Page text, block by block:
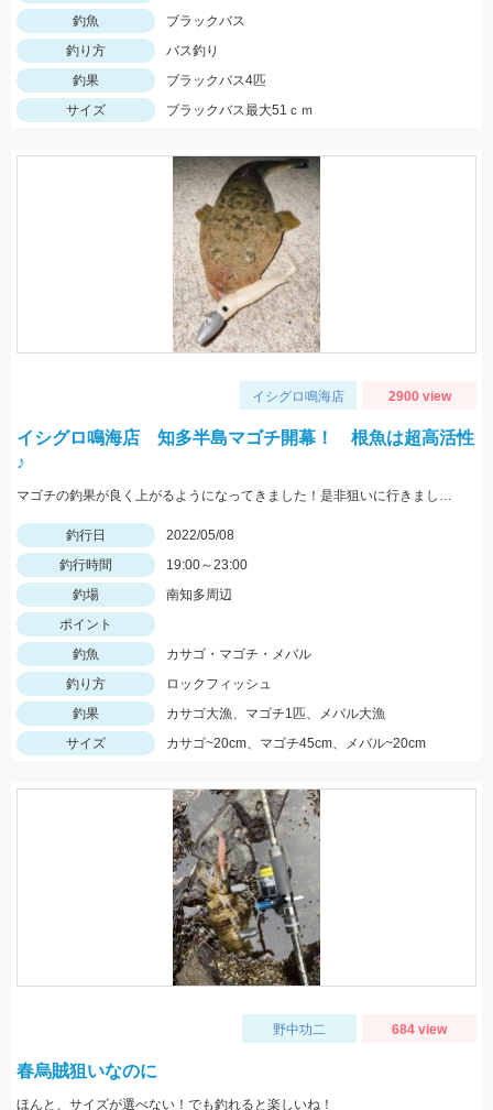
釣魚
ブラックバス
釣り方
バス釣り
釣果
ブラックバス4匹
サイズ
ブラックバス最大51ｃｍ
イシグロ鳴海店 2900 view
イシグロ鳴海店 知多半島マゴチ開幕！ 根魚は超高活性
♪
マゴチの釣果が良く上がるようになってきました！是非狙いに行きましょう♪
釣行日
2022/05/08
釣行時間
19:00～23:00
釣場
南知多周辺
ポイント
釣魚
カサゴ・マゴチ・メバル
釣り方
ロックフィッシュ
釣果
カサゴ大漁、マゴチ1匹、メバル大漁
サイズ
カサゴ~20cm、マゴチ45cm、メバル~20cm
野中功二 684 view
春烏賊狙いなのに
ほんと、サイズが選べない！でも釣れると楽しいね！